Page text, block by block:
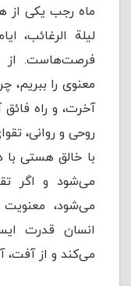
ماه رجب یکی
لیلة الرغائب،
فرصت‌هاست. از
معنوی را ببریم،
آخرت، و راه
روحی و روانی،
با خالق هستی با
می‌شود و اگر
می‌شود،
انسان قدرت
می‌کند و از